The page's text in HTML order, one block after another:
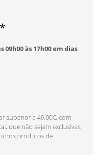
às 17h00 em dias
superior a 49,00€, com
que não sejam exclusivas
produtos de